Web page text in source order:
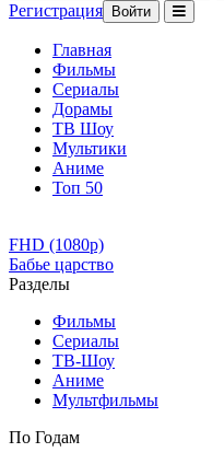
Регистрация Войти
Главная
Фильмы
Сериалы
Дорамы
ТВ Шоу
Мультики
Аниме
Топ 50
FHD (1080p)
Бабье царство
Разделы
Фильмы
Сериалы
ТВ-Шоу
Аниме
Мультфильмы
По Годам